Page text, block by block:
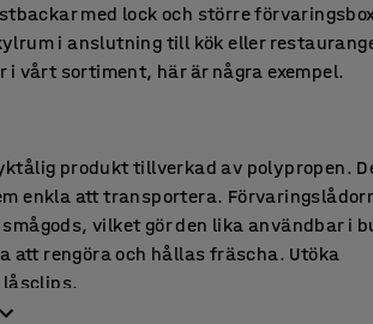
med lock och större
i anslutning till kök eller
vårt sortiment, här är några exempel.
produkt tillverkad av polypropen.
enkla att transportera.
vilket gör den lika användbar i
att rengöra och hållas fräscha. Utöka
låsclips.